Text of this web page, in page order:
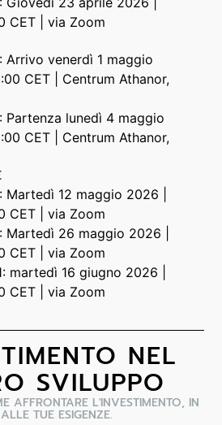
CET | via Zoom
Arrivo venerdì 1 maggio
CET | Centrum Athanor,
Partenza lunedì 4 maggio
CET | Centrum Athanor,
Martedì 12 maggio 2026 |
CET | via Zoom
Martedì 26 maggio 2026 |
CET | via Zoom
martedì 16 giugno 2026 |
CET | via Zoom
NEL
SVILUPPO
AFFRONTARE L'INVESTIMENTO, IN
TUE ESIGENZE.